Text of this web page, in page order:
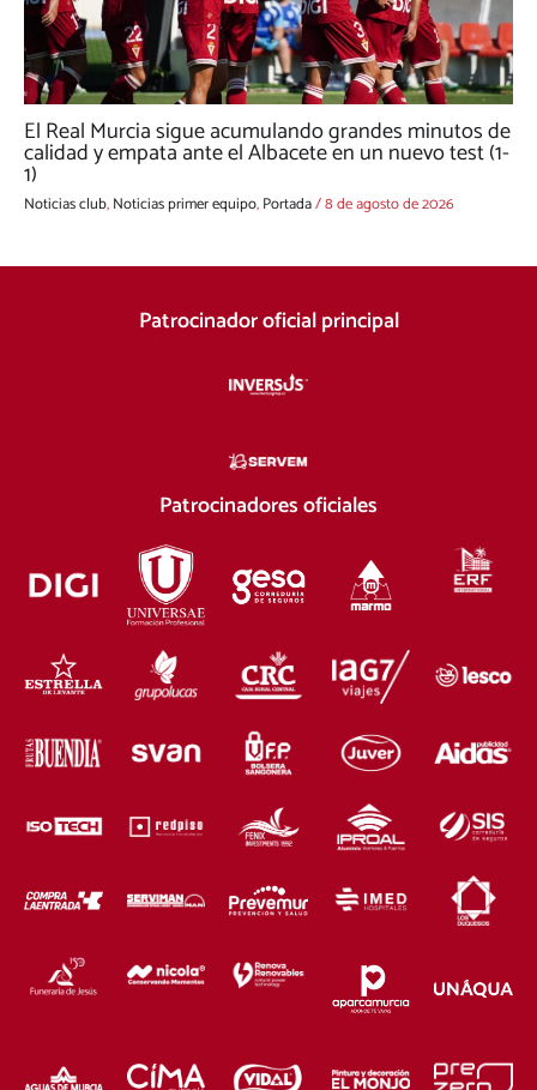
El Real Murcia sigue acumulando grandes minutos de
calidad y empata ante el Albacete en un nuevo test (1-
1)
Noticias club,Noticias primer equipo,Portada/8 de agosto de 2026
Patrocinador oficial principal
Patrocinadores oficiales